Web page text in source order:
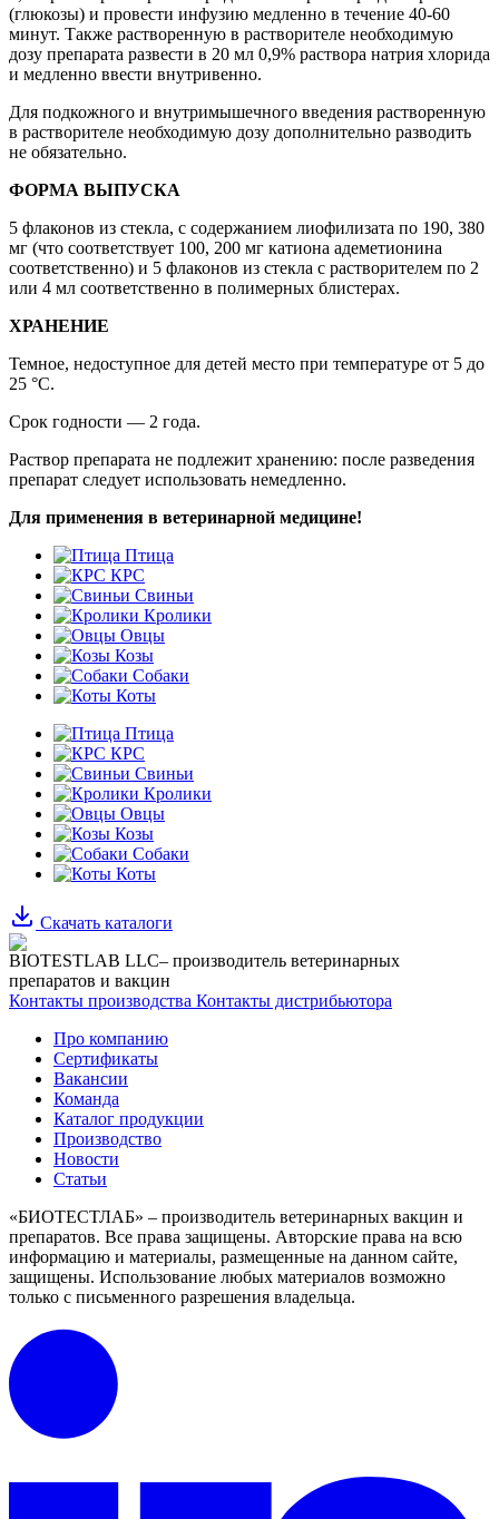
(глюкозы) и провести инфузию медленно в течение 40-60
минут. Также растворенную в растворителе необходимую
дозу препарата развести в 20 мл 0,9% раствора натрия хлорида
и медленно ввести внутривенно.
Для подкожного и внутримышечного введения растворенную
в растворителе необходимую дозу дополнительно разводить
не обязательно.
ФОРМА ВЫПУСКА
5 флаконов из стекла, с содержанием лиофилизата по 190, 380
мг (что соответствует 100, 200 мг катиона адеметионина
соответственно) и 5 флаконов из стекла с растворителем по 2
или 4 мл соответственно в полимерных блистерах.
ХРАНЕНИЕ
Темное, недоступное для детей место при температуре от 5 до
25 °С.
Срок годности — 2 года.
Раствор препарата не подлежит хранению: после разведения
препарат следует использовать немедленно.
Для применения в ветеринарной медицине!
Птица
КРС
Свиньи
Кролики
Овцы
Козы
Собаки
Коты
Птица
КРС
Свиньи
Кролики
Овцы
Козы
Собаки
Коты
Скачать каталоги
BIOTESTLAB LLC– производитель ветеринарных
препаратов и вакцин
Контакты производства Контакты дистрибьютора
Про компанию
Сертификаты
Вакансии
Команда
Каталог продукции
Производство
Новости
Статьи
«БИОТЕСТЛАБ» – производитель ветеринарных вакцин и
препаратов. Все права защищены. Авторские права на всю
информацию и материалы, размещенные на данном сайте,
защищены. Использование любых материалов возможно
только с письменного разрешения владельца.